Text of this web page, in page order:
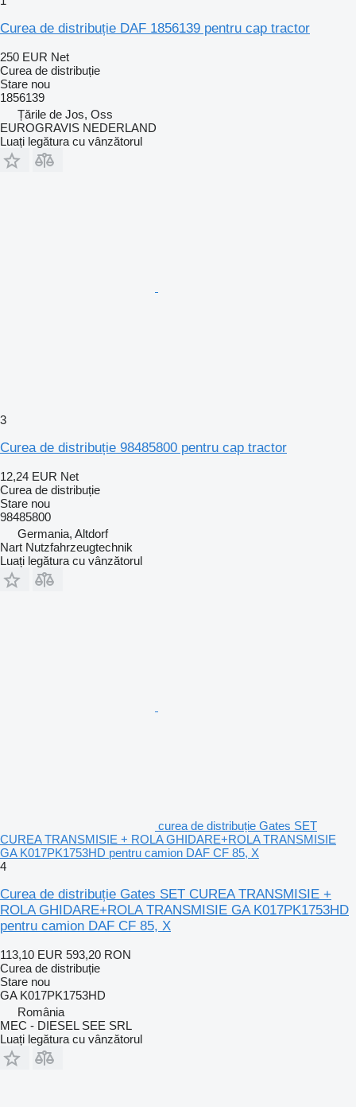
Curea de distribuție DAF 1856139 pentru cap tractor
250 EUR Net
Curea de distribuție
Stare nou
1856139
Țările de Jos, Oss
EUROGRAVIS NEDERLAND
Luați legătura cu vânzătorul
3
Curea de distribuție 98485800 pentru cap tractor
12,24 EUR Net
Curea de distribuție
Stare nou
98485800
Germania, Altdorf
Nart Nutzfahrzeugtechnik
Luați legătura cu vânzătorul
curea de distribuție Gates SET
CUREA TRANSMISIE + ROLA GHIDARE+ROLA TRANSMISIE
GA K017PK1753HD pentru camion DAF CF 85, X
4
Curea de distribuție Gates SET CUREA TRANSMISIE +
ROLA GHIDARE+ROLA TRANSMISIE GA K017PK1753HD
pentru camion DAF CF 85, X
113,10 EUR 593,20 RON
Curea de distribuție
Stare nou
GA K017PK1753HD
România
MEC - DIESEL SEE SRL
Luați legătura cu vânzătorul